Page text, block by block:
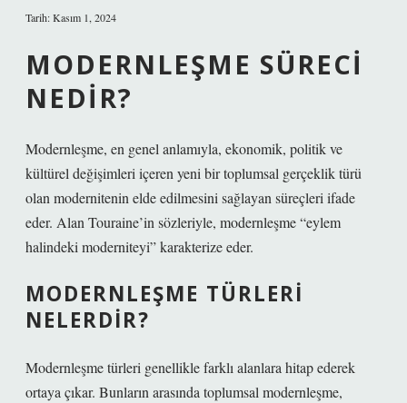
Tarih: Kasım 1, 2024
MODERNLEŞME SÜRECI
NEDIR?
Modernleşme, en genel anlamıyla, ekonomik, politik ve
kültürel değişimleri içeren yeni bir toplumsal gerçeklik türü
olan modernitenin elde edilmesini sağlayan süreçleri ifade
eder. Alan Touraine’in sözleriyle, modernleşme “eylem
halindeki moderniteyi” karakterize eder.
MODERNLEŞME TÜRLERI
NELERDIR?
Modernleşme türleri genellikle farklı alanlara hitap ederek
ortaya çıkar. Bunların arasında toplumsal modernleşme,